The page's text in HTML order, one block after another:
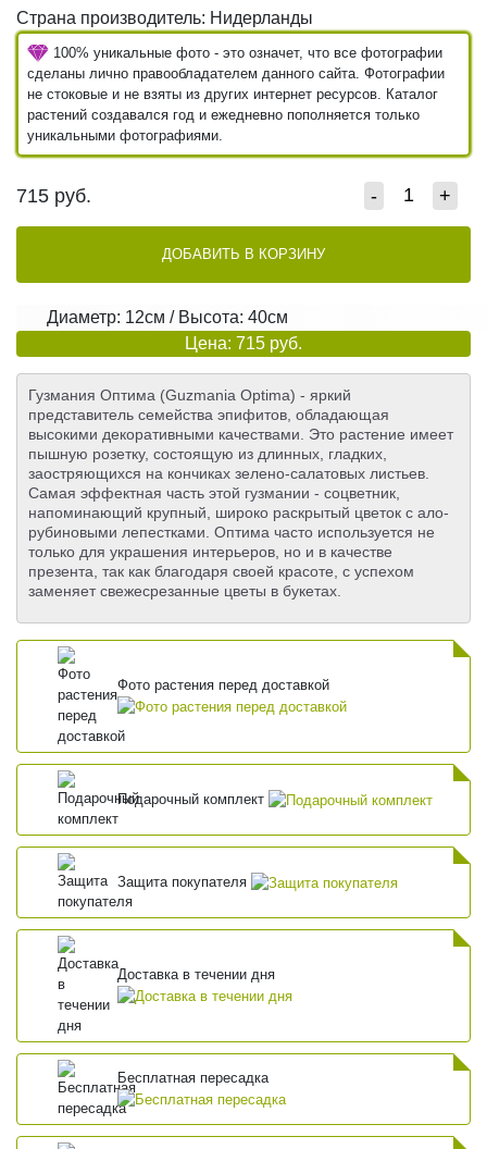
Страна производитель: Нидерланды
100% уникальные фото - это означет, что все фотографии
сделаны лично правообладателем данного сайта. Фотографии
не стоковые и не взяты из других интернет ресурсов. Каталог
растений создавался год и ежедневно пополняется только
уникальными фотографиями.
715 руб. - +
ДОБАВИТЬ В КОРЗИНУ
Диаметр: 12см / Высота: 40см
Цена: 715 руб.
Гузмания Оптима (Guzmania Optima) - яркий
представитель семейства эпифитов, обладающая
высокими декоративными качествами. Это растение имеет
пышную розетку, состоящую из длинных, гладких,
заостряющихся на кончиках зелено-салатовых листьев.
Самая эффектная часть этой гузмании - соцветник,
напоминающий крупный, широко раскрытый цветок с ало-
рубиновыми лепестками. Оптима часто используется не
только для украшения интерьеров, но и в качестве
презента, так как благодаря своей красоте, с успехом
заменяет свежесрезанные цветы в букетах.
Фото растения перед доставкой
Подарочный комплект
Защита покупателя
Доставка в течении дня
Бесплатная пересадка